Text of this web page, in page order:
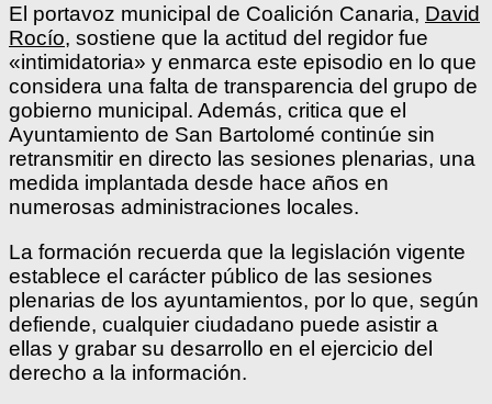
El portavoz municipal de Coalición Canaria, David
Rocío, sostiene que la actitud del regidor fue
«intimidatoria» y enmarca este episodio en lo que
considera una falta de transparencia del grupo de
gobierno municipal. Además, critica que el
Ayuntamiento de San Bartolomé continúe sin
retransmitir en directo las sesiones plenarias, una
medida implantada desde hace años en
numerosas administraciones locales.
La formación recuerda que la legislación vigente
establece el carácter público de las sesiones
plenarias de los ayuntamientos, por lo que, según
defiende, cualquier ciudadano puede asistir a
ellas y grabar su desarrollo en el ejercicio del
derecho a la información.